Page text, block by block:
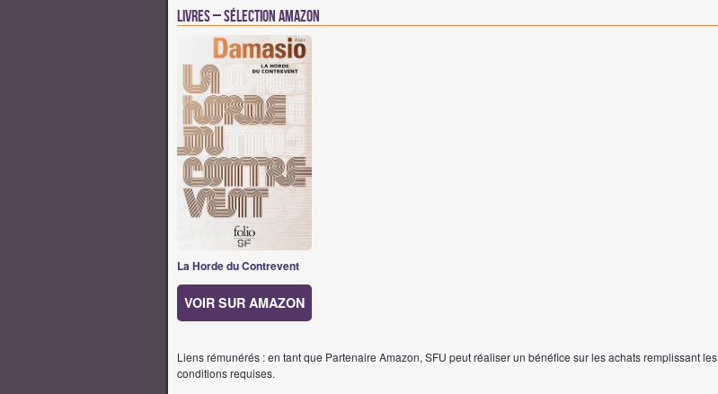
Livres – Sélection Amazon
La Horde du Contrevent
VOIR SUR AMAZON
Liens rémunérés : en tant que Partenaire Amazon, SFU peut réaliser un bénéfice sur les achats remplissant les
conditions requises.